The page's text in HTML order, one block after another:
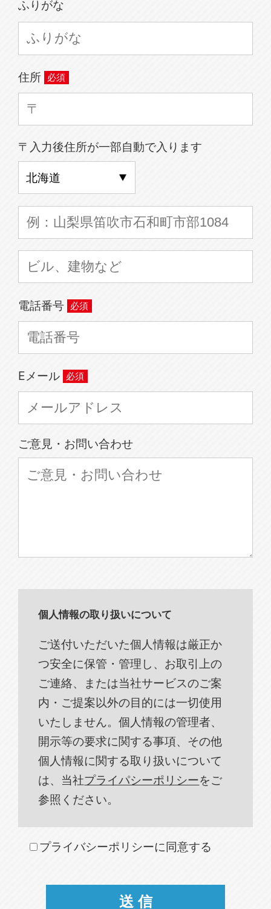
ふりがな
住所
〒入力後住所が一部自動で入ります
電話番号
Eメール
ご意見・お問い合わせ
個人情報の取り扱いについて
ご送付いただいた個人情報は厳正か
つ安全に保管・管理し、お取引上の
ご連絡、または当社サービスのご案
内・ご提案以外の目的には一切使用
いたしません。個人情報の管理者、
開示等の要求に関する事項、その他
個人情報に関する取り扱いについて
は、当社プライパシーポリシーをご
参照ください。
プライバシーポリシーに同意する